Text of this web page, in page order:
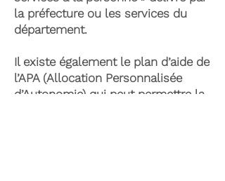
la préfecture ou les services du
département.
Il existe également le plan d’aide de
l’APA (Allocation Personnalisée
d’Autonomie) qui peut permettre la